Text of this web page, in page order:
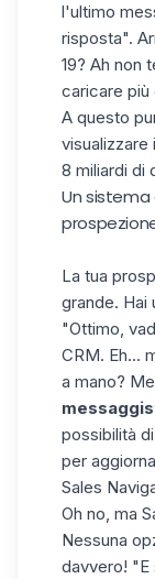
l'ultimo
risposta".
19? Ah non
caricare più
A questo
8 miliardi di
Un
La tua
grande. Hai
"Ottimo,
CRM. Eh...
a mano?
possibilità
per
Sales
Oh no, ma
Nessuna
davvero! "E